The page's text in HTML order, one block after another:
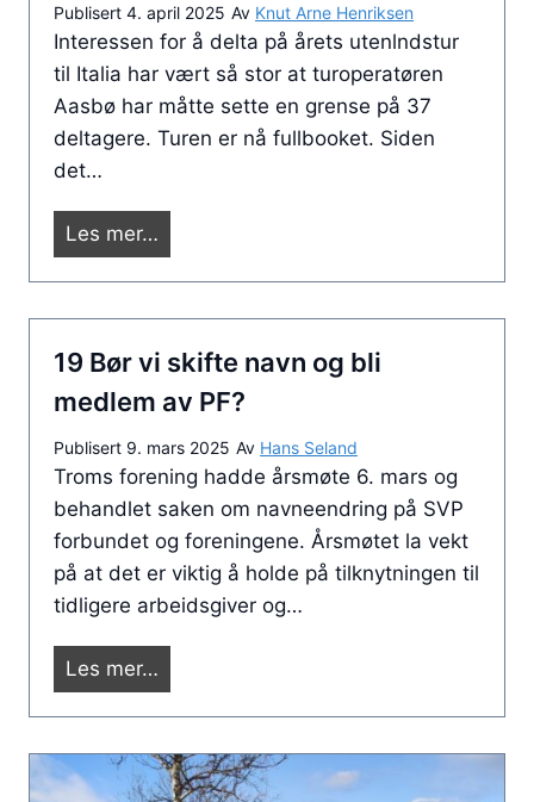
r
e
u
m
o
g
a
n
g
s
f
j
æ
r
h
e
n
S
t
a
e
s
g
v
e
s
e
n
p
e
j
n
i
Publisert 4. april 2025 Av Knut Arne Henriksen
Interessen for å delta på årets utenlndstur
til Italia har vært så stor at turoperatøren
Aasbø har måtte sette en grense på 37
deltagere. Turen er nå fullbooket. Siden
det…
Les mer…
t
i
n
e
r
e
s
s
e
f
r
u
19 Bør vi skifte navn og bli
medlem av PF?
Publisert 9. mars 2025 Av Hans Seland
Troms forening hadde årsmøte 6. mars og
behandlet saken om navneendring på SVP
forbundet og foreningene. Årsmøtet la vekt
på at det er viktig å holde på tilknytningen til
tidligere arbeidsgiver og…
Les mer…
9
ø
r